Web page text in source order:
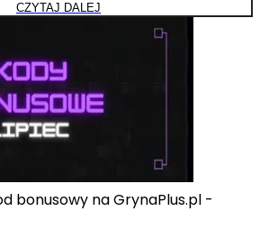
CZYTAJ DALEJ
bonusowy na GrynaPlus.pl -